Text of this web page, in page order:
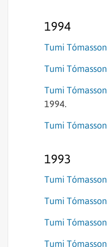
1994
Tumi Tómasson
Tumi Tómasson
Tumi Tómasson
1994.
Tumi Tómasson
1993
Tumi Tómasson
Tumi Tómasson
Tumi Tómasson
Tumi Tómasson